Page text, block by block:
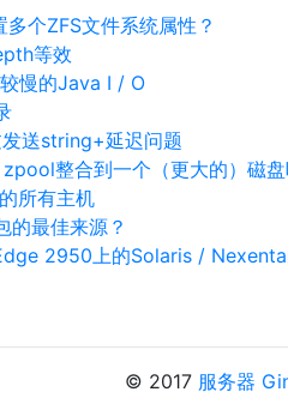
个ZFS文件系统属性？
等效
慢的Java I / O
送string+延迟问题
整合到一个（更大的）磁盘
所有主机
的最佳来源？
2950上的Solaris / Nexenta
© 2017 服务器